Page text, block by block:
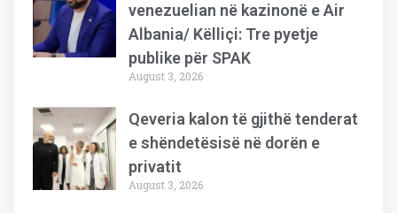
venezuelian në kazinonë e Air
Albania/ Këlliçi: Tre pyetje
publike për SPAK
August 3, 2026
Qeveria kalon të gjithë tenderat
e shëndetësisë në dorën e
privatit
August 3, 2026